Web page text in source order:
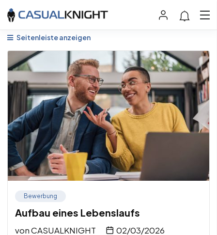
Seitenleiste anzeigen
Bewerbung
Aufbau eines Lebenslaufs
vonCASUALKNIGHT 02/03/2026